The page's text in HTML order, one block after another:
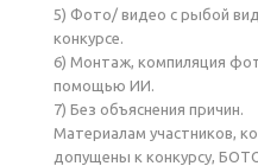
5) Фото/ видео с рыбой
конкурсе.
6) Монтаж, компиляция
помощью ИИ.
7) Без объяснения причин.
Материалам участников,
допущены к конкурсу,